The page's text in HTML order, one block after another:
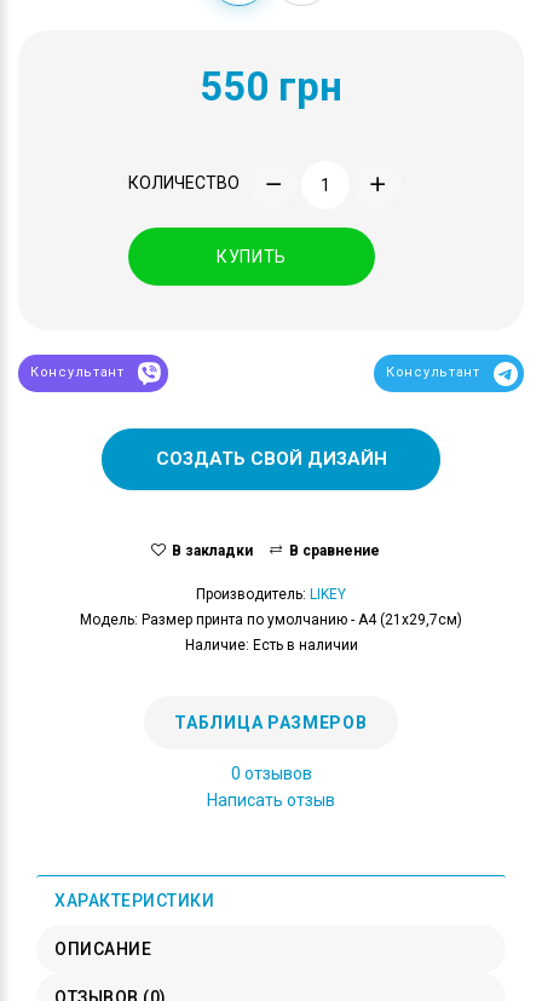
550 грн
КОЛИЧЕСТВО
КУПИТЬ
Консультант Консультант
СОЗДАТЬ СВОЙ ДИЗАЙН
В закладки В сравнение
Производитель: LIKEY
Модель: Размер принта по умолчанию - А4 (21x29,7см)
Наличие: Есть в наличии
ТАБЛИЦА РАЗМЕРОВ
0 отзывов
Написать отзыв
ХАРАКТЕРИСТИКИ
ОПИСАНИЕ
ОТЗЫВОВ (0)